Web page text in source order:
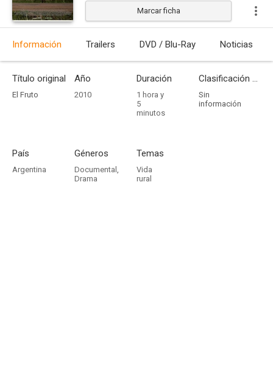
Estrenada
Marcar ficha
Información Trailers DVD / Blu-Ray Noticias
Título original
El Fruto
Año
2010
Duración
1 hora y
5
minutos
Clasificación por edades
Sin
información
País
Argentina
Géneros
Documental ,
Drama
Temas
Vida
rural